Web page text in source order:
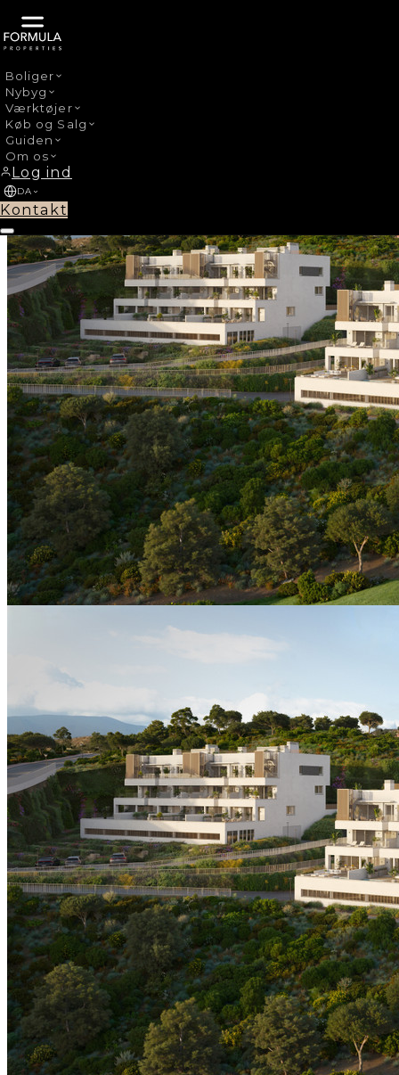
Boliger
Nybyg
Værktøjer
Køb og Salg
Guiden
Om os
Log ind
DA
Kontakt
Nybyg› La Cala de Mijas